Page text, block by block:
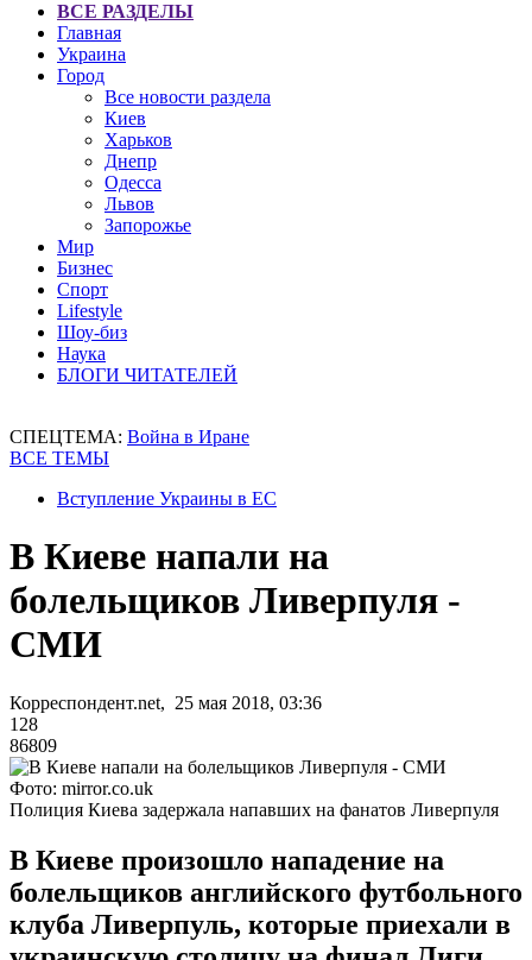
ВСЕ РАЗДЕЛЫ
Главная
Украина
Город
Все новости раздела
Киев
Харьков
Днепр
Одесса
Львов
Запорожье
Мир
Бизнес
Спорт
Lifestyle
Шоу-биз
Наука
БЛОГИ ЧИТАТЕЛЕЙ
СПЕЦТЕМА: Война в Иране
ВСЕ ТЕМЫ
Вступление Украины в ЕС
В Киеве напали на
болельщиков Ливерпуля -
СМИ
Корреспондент.net, 25 мая 2018, 03:36
128
86809
Фото: mirror.co.uk
Полиция Киева задержала напавших на фанатов Ливерпуля
В Киеве произошло нападение на
болельщиков английского футбольного
клуба Ливерпуль, которые приехали в